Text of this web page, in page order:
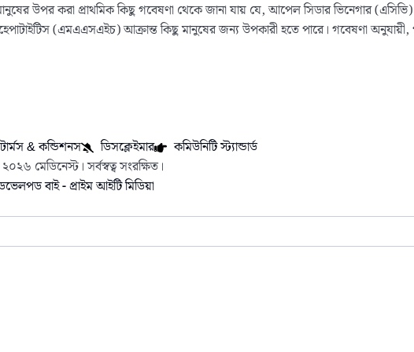
উপর করা প্রাথমিক কিছু গবেষণা থেকে জানা যায় যে, আপেল সিডার ভিনেগার (এসিভি)
(এমএএসএইচ) আক্রান্ত কিছু মানুষের জন্য উপকারী হতে পারে। গবেষণা অনুযায়ী,
টার্মস & কন্ডিশনস ডিসক্লেইমার
কমিউনিটি স্ট্যান্ডার্ড
২০২৬ মেডিনেস্ট। সর্বস্বত্ব সংরক্ষিত।
বাই - প্রাইম আইটি মিডিয়া